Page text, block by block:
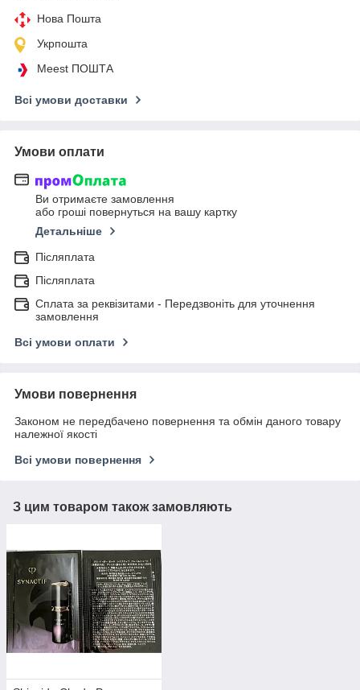
Нова Пошта
Укрпошта
Meest ПОШТА
Всі умови доставки
Умови оплати
Ви отримаєте замовлення
або гроші повернуться на вашу картку
Детальніше
Післяплата
Післяплата
Сплата за реквізитами - Передзвоніть для уточнення
замовлення
Всі умови оплати
Умови повернення
Законом не передбачено повернення та обмін даного товару
належної якості
Всі умови повернення
З цим товаром також замовляють